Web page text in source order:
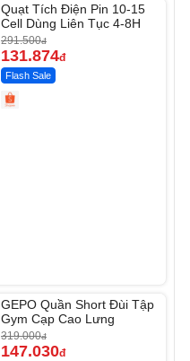
-54%
Quạt Tích Điện Pin 10-15
Cell Dùng Liên Tục 4-8H
291.500đ
131.874đ
Flash Sale
-53%
GEPO Quần Short Đùi Tập
Gym Cạp Cao Lưng
319.000đ
147.030đ